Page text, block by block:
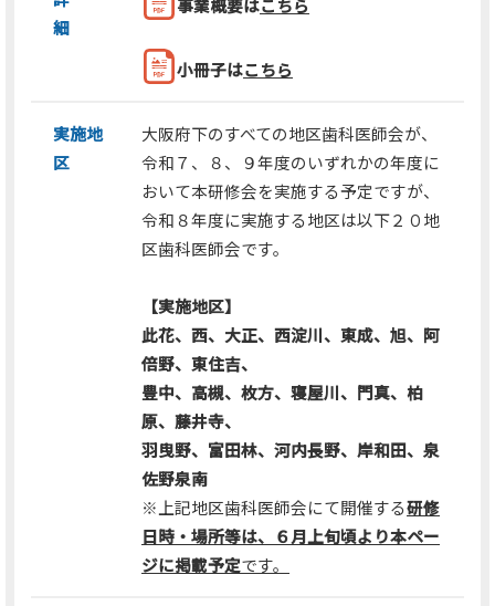
細
事業概要はこちら
小冊子はこちら
実施地
区
大阪府下のすべての地区歯科医師会が、
令和７、８、９年度のいずれかの年度に
おいて本研修会を実施する予定ですが、
令和８年度に実施する地区は以下２０地
区歯科医師会です。
【実施地区】
此花、西、大正、西淀川、東成、旭、阿
倍野、東住吉、
豊中、高槻、枚方、寝屋川、門真、柏
原、藤井寺、
羽曳野、富田林、河内長野、岸和田、泉
佐野泉南
※上記地区歯科医師会にて開催する研修
日時・場所等は、６月上旬頃より本ペー
ジに掲載予定です。